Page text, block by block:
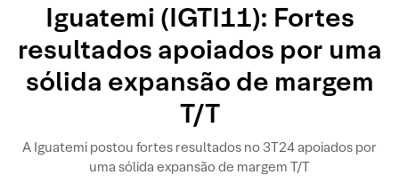
Iguatemi (IGTI11): Fortes
resultados apoiados por uma
sólida expansão de margem
T/T
A Iguatemi postou fortes resultados no 3T24 apoiados por
uma sólida expansão de margem T/T